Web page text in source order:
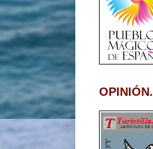
OPINIÓN.